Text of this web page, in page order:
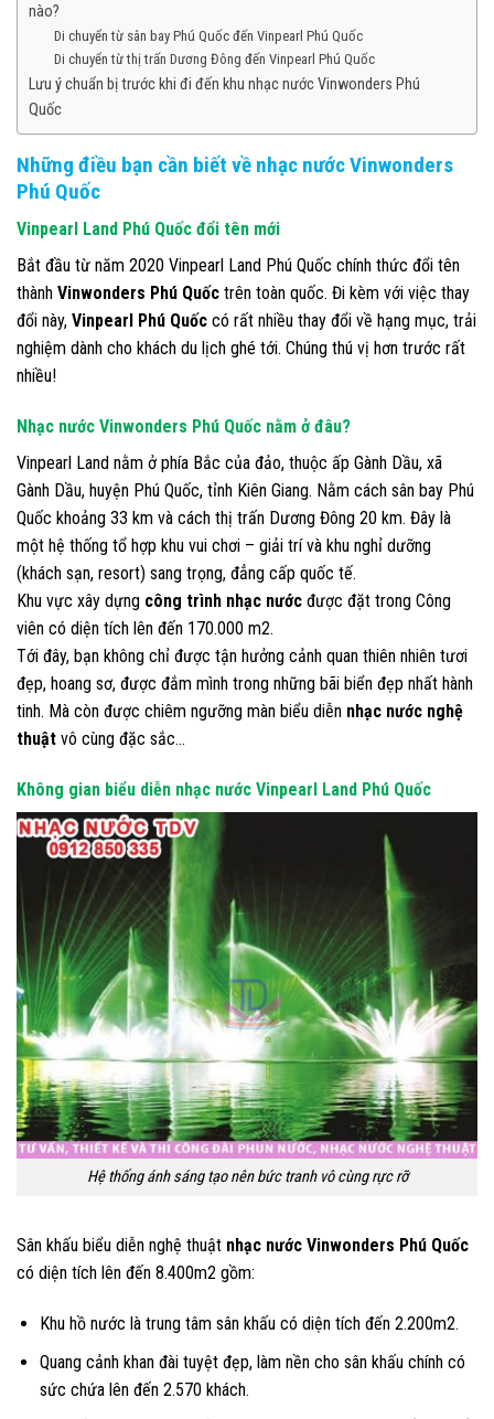
nào?
Di chuyển từ sân bay Phú Quốc đến Vinpearl Phú Quốc
Di chuyển từ thị trấn Dương Đông đến Vinpearl Phú Quốc
Lưu ý chuẩn bị trước khi đi đến khu nhạc nước Vinwonders Phú
Quốc
Những điều bạn cần biết về nhạc nướcVinwonders
Phú Quốc
Vinpearl Land Phú Quốc đổi tên mới
Bắt đầu từ năm 2020 Vinpearl Land Phú Quốc chính thức đổi tên
thành Vinwonders Phú Quốc trên toàn quốc. Đi kèm với việc thay
đổi này, Vinpearl Phú Quốc có rất nhiều thay đổi về hạng mục, trải
nghiệm dành cho khách du lịch ghé tới. Chúng thú vị hơn trước rất
nhiều!
Nhạc nước Vinwonders Phú Quốc nằm ở đâu?
Vinpearl Land nằm ở phía Bắc của đảo, thuộc ấp Gành Dầu, xã
Gành Dầu, huyện Phú Quốc, tỉnh Kiên Giang. Nằm cách sân bay Phú
Quốc khoảng 33 km và cách thị trấn Dương Đông 20 km. Đây là
một hệ thống tổ hợp khu vui chơi – giải trí và khu nghỉ dưỡng
(khách sạn, resort) sang trọng, đẳng cấp quốc tế.
Khu vực xây dựng công trình nhạc nước được đặt trong Công
viên có diện tích lên đến 170.000 m2.
Tới đây, bạn không chỉ được tận hưởng cảnh quan thiên nhiên tươi
đẹp, hoang sơ, được đắm mình trong những bãi biển đẹp nhất hành
tinh. Mà còn được chiêm ngưỡng màn biểu diễn nhạc nước nghệ
thuật vô cùng đặc sắc…
Không gian biểu diễn nhạc nước Vinpearl Land Phú Quốc
Hệ thống ánh sáng tạo nên bức tranh vô cùng rực rỡ
Sân khấu biểu diễn nghệ thuật nhạc nước Vinwonders Phú Quốc
có diện tích lên đến 8.400m2 gồm:
Khu hồ nước là trung tâm sân khấu có diện tích đến 2.200m2.
Quang cảnh khan đài tuyệt đẹp, làm nền cho sân khấu chính có
sức chứa lên đến 2.570 khách.